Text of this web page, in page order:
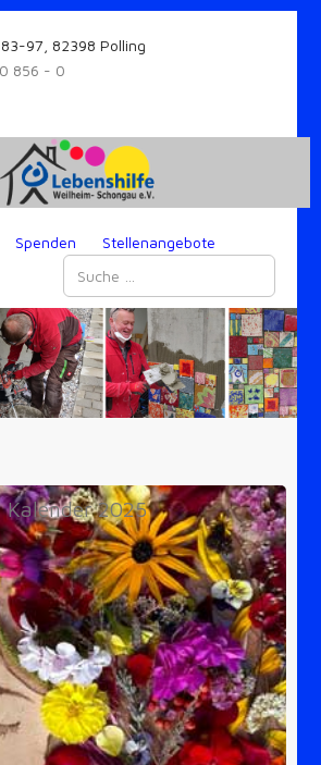
97, 82398 Polling
856 - 0
Spenden
Stellenangebote
Kalender 2025